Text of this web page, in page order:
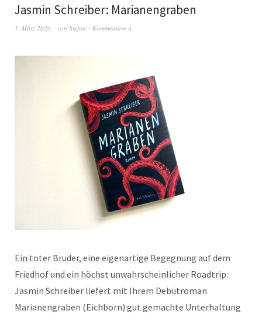
Jasmin Schreiber: Marianengraben
1. März 2020 von Stefan Kommentare 4
Ein toter Bruder, eine eigenartige Begegnung auf dem
Friedhof und ein höchst unwahrscheinlicher Roadtrip:
Jasmin Schreiber liefert mit Ihrem Debütroman
Marianengraben (Eichborn) gut gemachte Unterhaltung